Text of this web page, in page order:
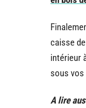
caisse
intérieur
sous vos
A lire